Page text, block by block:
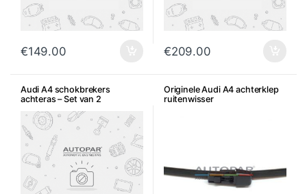
€149.00 €209.00
Audi A4 schokbrekers
achteras – Set van 2
Originele Audi A4 achterklep
ruitenwisser